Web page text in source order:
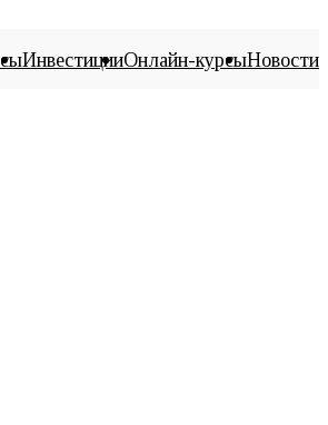
ИнвестицииОнлайн-курсыНовости